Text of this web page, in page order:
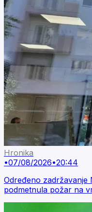
Hronika
•07/08/2026•20:44
Određeno zadržavanje
podmetnula požar na